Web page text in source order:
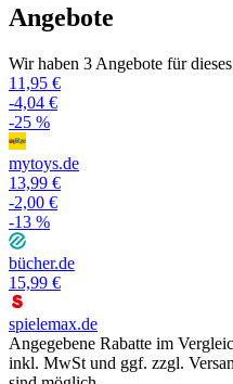
Angebote
Wir haben 3 Angebote für
11,95 €
-4,04 €
-25 %
mytoys.de
13,99 €
-2,00 €
-13 %
bücher.de
15,99 €
spielemax.de
Angegebene Rabatte im
inkl. MwSt und ggf. zzgl.